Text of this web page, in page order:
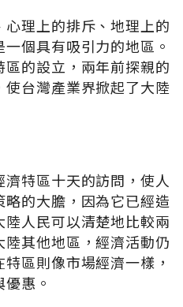
理上的排斥、地理上的
個具有吸引力的地區。
的設立，兩年前探親的
台灣產業界掀起了大陸
特區十天的訪問，使人
的大膽，因為它已經造
人民可以清楚地比較兩
其他地區，經濟活動仍
區則像市場經濟一樣，
惠。